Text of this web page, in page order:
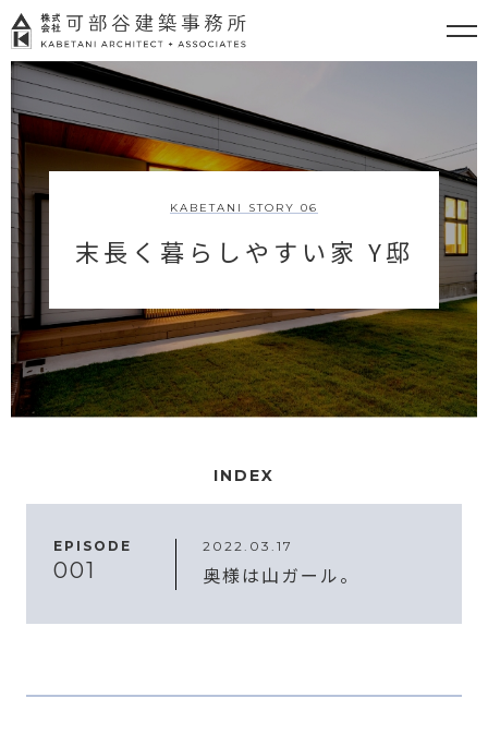
KABETANI STORY 06
末長く暮らしやすい家 Y邸
INDEX
EPISODE
001
2022.03.17
奥様は山ガール。